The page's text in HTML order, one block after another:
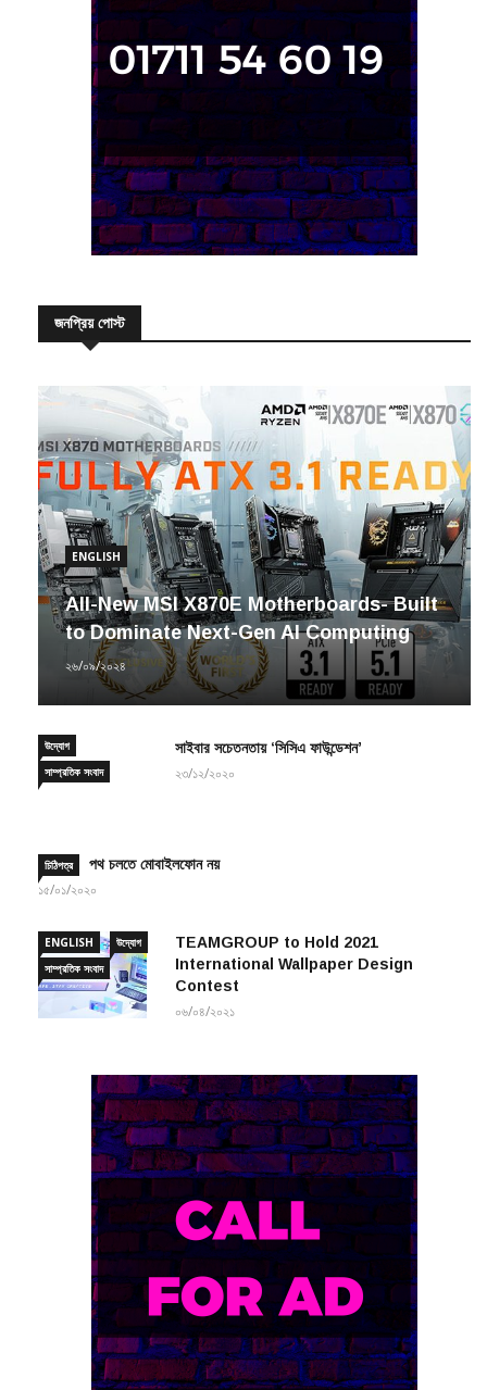
জনপ্রিয় পোস্ট
ENGLISH
All-New MSI X870E Motherboards- Built
to Dominate Next-Gen AI Computing
২৬/০৯/২০২৪
উদ্যোগ
সাম্প্রতিক সংবাদ
সাইবার সচেতনতায় ‘সিসিএ ফাউন্ডেশন’
২৩/১২/২০২০
চিঠিপত্র পথ চলতে মোবাইলফোন নয়
১৫/০১/২০২০
ENGLISH
উদ্যোগ
সাম্প্রতিক সংবাদ
TEAMGROUP to Hold 2021
International Wallpaper Design
Contest
০৬/০৪/২০২১